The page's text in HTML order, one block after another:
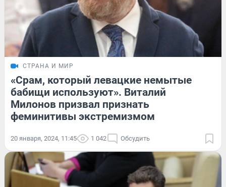
СТРАНА И МИР
«Срам, который левацкие немытые
бабищи используют». Виталий
Милонов призвал признать
феминитивы экстремизмом
20 января, 2024, 11:45 1 042 Обсудить